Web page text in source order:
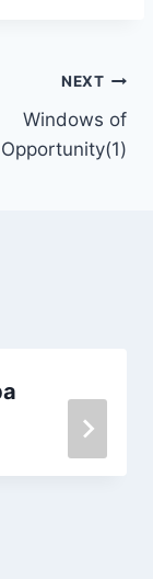
NEXT
Windows of
Opportunity(1)